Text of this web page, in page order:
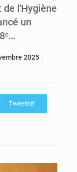
Le vice-président de la Banque mondiale, Ousmane Diagana, est en visite au Sénégal
l'Hygiène
un
2025
Tweetez!